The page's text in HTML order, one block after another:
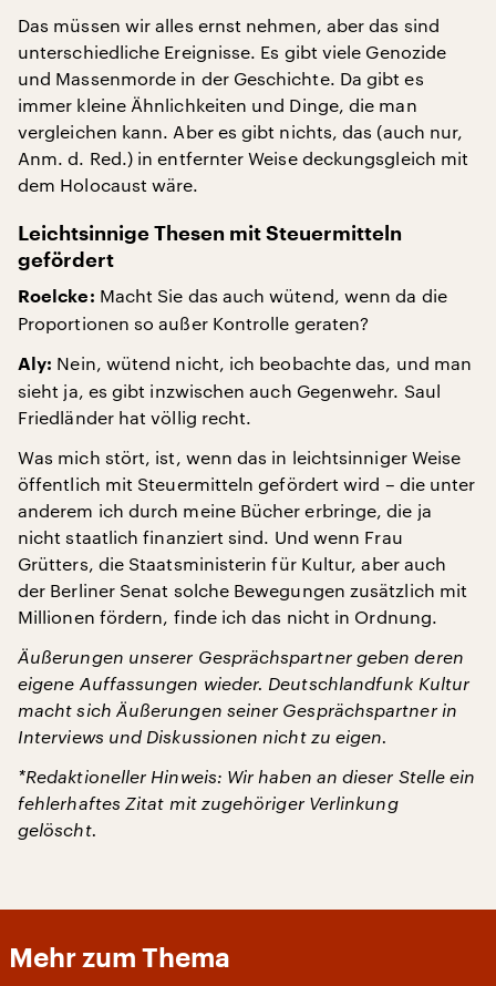
Das müssen wir alles ernst nehmen, aber das sind
unterschiedliche Ereignisse. Es gibt viele Genozide
und Massenmorde in der Geschichte. Da gibt es
immer kleine Ähnlichkeiten und Dinge, die man
vergleichen kann. Aber es gibt nichts, das (auch nur,
Anm. d. Red.) in entfernter Weise deckungsgleich mit
dem Holocaust wäre.
Leichtsinnige Thesen mit Steuermitteln
gefördert
Roelcke: Macht Sie das auch wütend, wenn da die
Proportionen so außer Kontrolle geraten?
Aly: Nein, wütend nicht, ich beobachte das, und man
sieht ja, es gibt inzwischen auch Gegenwehr. Saul
Friedländer hat völlig recht.
Was mich stört, ist, wenn das in leichtsinniger Weise
öffentlich mit Steuermitteln gefördert wird – die unter
anderem ich durch meine Bücher erbringe, die ja
nicht staatlich finanziert sind. Und wenn Frau
Grütters, die Staatsministerin für Kultur, aber auch
der Berliner Senat solche Bewegungen zusätzlich mit
Millionen fördern, finde ich das nicht in Ordnung.
Äußerungen unserer Gesprächspartner geben deren
eigene Auffassungen wieder. Deutschlandfunk Kultur
macht sich Äußerungen seiner Gesprächspartner in
Interviews und Diskussionen nicht zu eigen.
*Redaktioneller Hinweis: Wir haben an dieser Stelle ein
fehlerhaftes Zitat mit zugehöriger Verlinkung
gelöscht.
Mehr zum Thema